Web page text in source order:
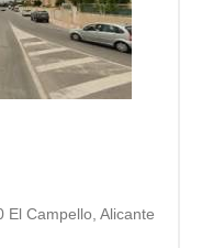
El Campello, Alicante